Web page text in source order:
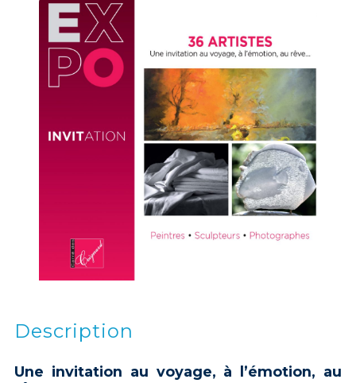
Description
Une invitation au voyage, à l’émotion, au